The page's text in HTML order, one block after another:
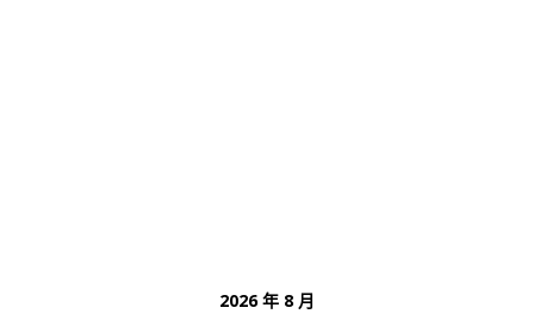
2026 年 8 月